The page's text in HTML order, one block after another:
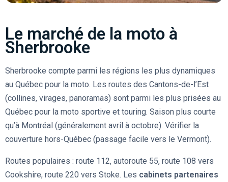
Le marché de la moto à
Sherbrooke
Sherbrooke compte parmi les régions les plus dynamiques
au Québec pour la moto. Les routes des Cantons-de-l’Est
(collines, virages, panoramas) sont parmi les plus prisées au
Québec pour la moto sportive et touring. Saison plus courte
qu’à Montréal (généralement avril à octobre). Vérifier la
couverture hors-Québec (passage facile vers le Vermont).
Routes populaires : route 112, autoroute 55, route 108 vers
Cookshire, route 220 vers Stoke. Les cabinets partenaires